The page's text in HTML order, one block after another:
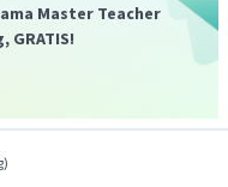
Master Teacher
GRATIS!
)